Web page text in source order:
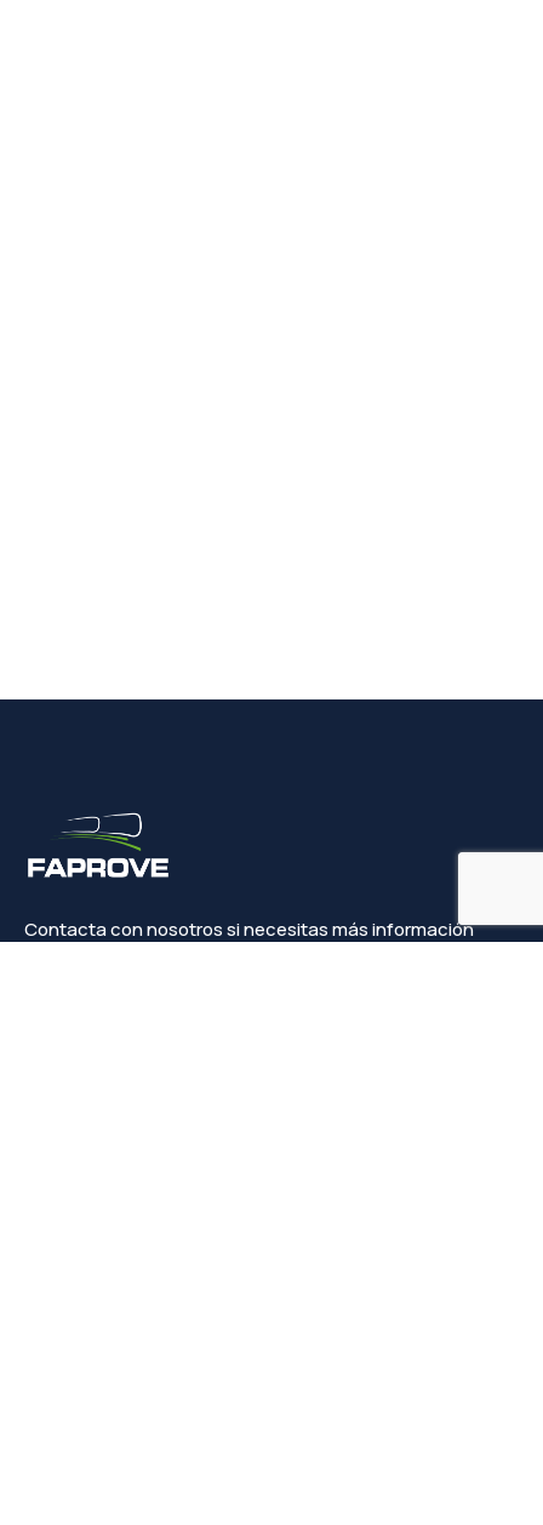
Contacta con nosotros si necesitas más información